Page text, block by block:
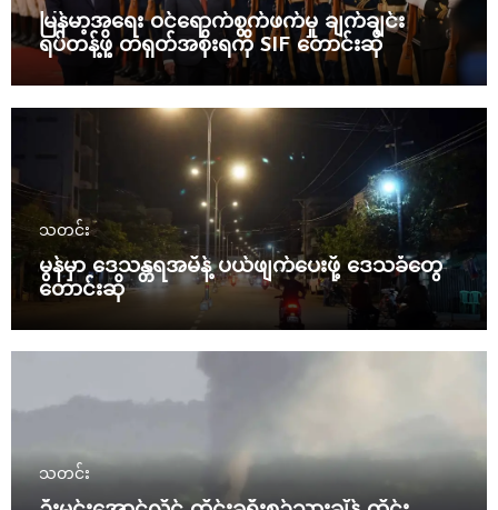
မြန်မာ့အရေး ဝင်ရောက်စွက်ဖက်မှု ချက်ချင်း
ရပ်တန့်ဖို့ တရုတ်အစိုးရကို SIF တောင်းဆို
သတင်း
မွန်မှာ ဒေသန္တရအမိန့် ပယ်ဖျက်ပေးဖို့ ဒေသခံတွေ
တောင်းဆို
သတင်း